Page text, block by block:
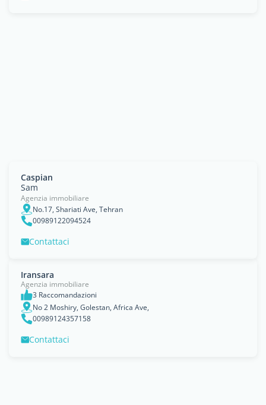
Caspian
Sam
Agenzia immobiliare
No.17, Shariati Ave, Tehran
00989122094524
Contattaci
Iransara
Agenzia immobiliare
3 Raccomandazioni
No 2 Moshiry, Golestan, Africa Ave,
00989124357158
Contattaci